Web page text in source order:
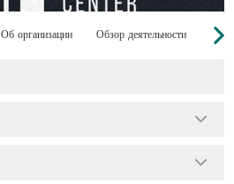
Об организации Обзор деятельности